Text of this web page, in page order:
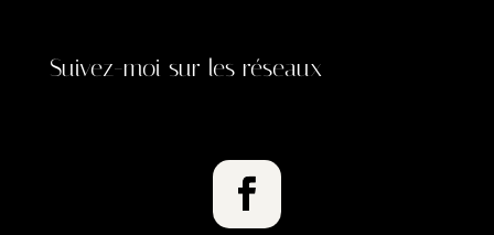
Suivez-moi sur les réseaux